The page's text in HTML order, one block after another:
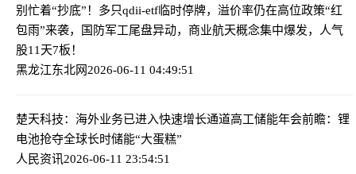
别忙着“抄底”！多只qdii-etf临时停牌，溢价率仍在高位政策“红
包雨”来袭，国防军工尾盘异动，商业航天概念集中爆发，人气
股11天7板！
黑龙江东北网2026-06-11 04:49:51
楚天科技：海外业务已进入快速增长通道高工储能年会前瞻：锂
电池抢夺全球长时储能“大蛋糕”
人民资讯2026-06-11 23:54:51